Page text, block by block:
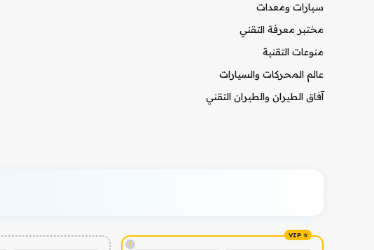
سيارات ومعدات
مختبر معرفة التقني
منوعات التقنية
عالم المحركات والسيارات
آفاق الطيران والطيران التقني
!